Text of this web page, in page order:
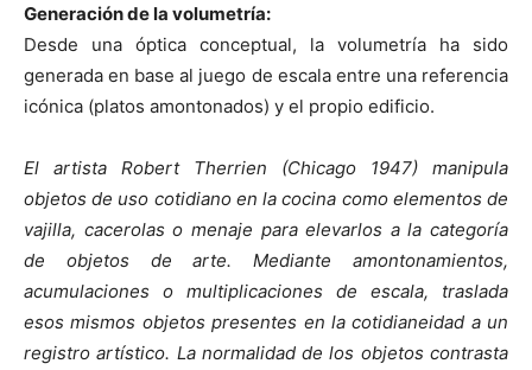
Generación de la volumetría:
Desde una óptica conceptual, la volumetría ha sido
generada en base al juego de escala entre una referencia
icónica (platos amontonados) y el propio edificio.
El artista Robert Therrien (Chicago 1947) manipula
objetos de uso cotidiano en la cocina como elementos de
vajilla, cacerolas o menaje para elevarlos a la categoría
de objetos de arte. Mediante amontonamientos,
acumulaciones o multiplicaciones de escala, traslada
esos mismos objetos presentes en la cotidianeidad a un
registro artístico. La normalidad de los objetos contrasta